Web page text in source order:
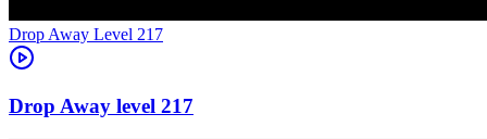
Level 217
217